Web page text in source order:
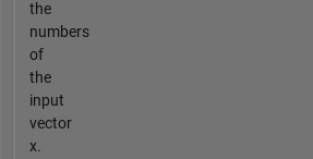
the
numbers
of
the
input
vector
x.